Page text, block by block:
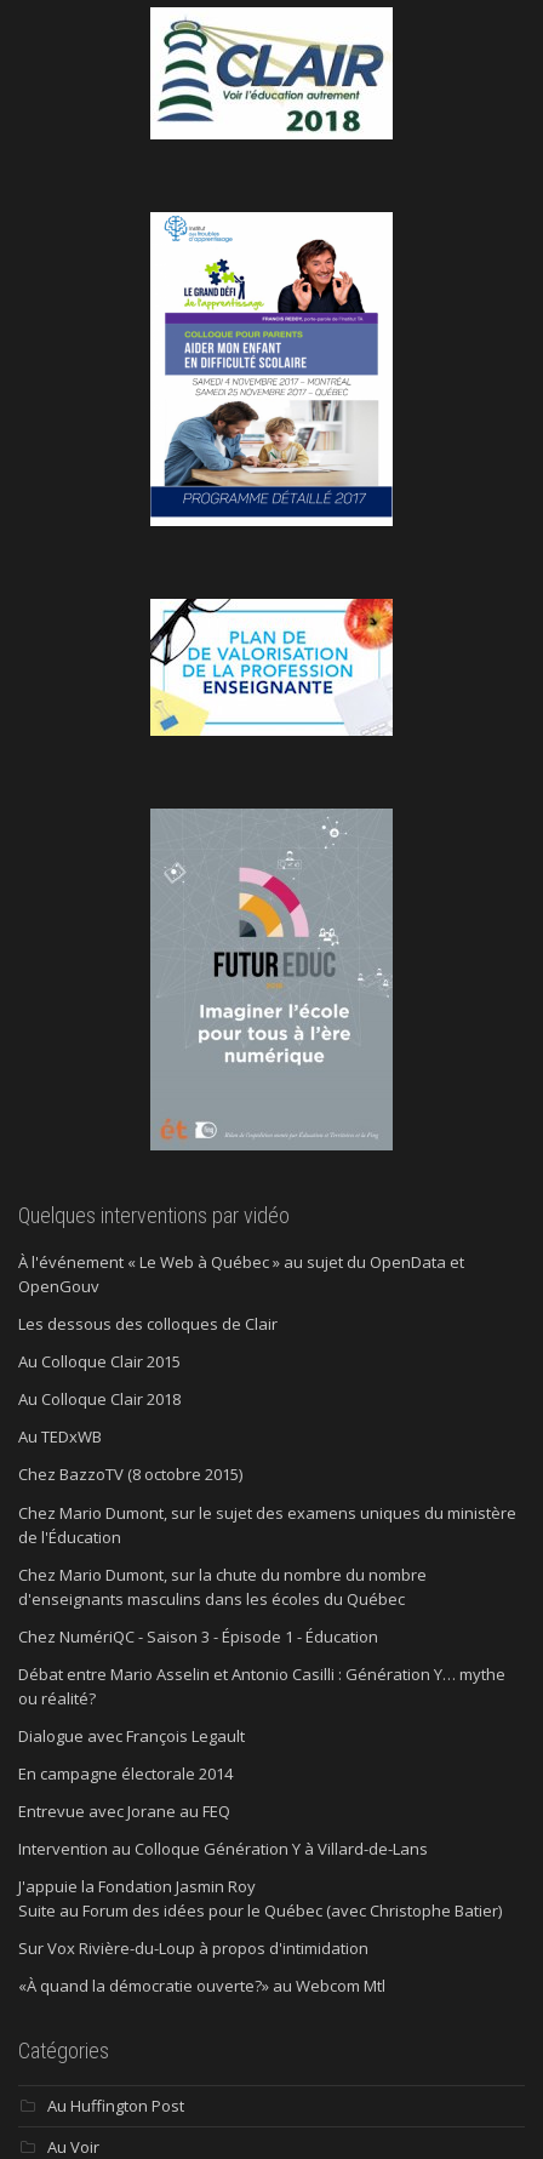
Quelques interventions par vidéo
À l'événement « Le Web à Québec » au sujet du OpenData et
OpenGouv
Les dessous des colloques de Clair
Au Colloque Clair 2015
Au Colloque Clair 2018
Au TEDxWB
Chez BazzoTV (8 octobre 2015)
Chez Mario Dumont, sur le sujet des examens uniques du ministère
de l'Éducation
Chez Mario Dumont, sur la chute du nombre du nombre
d'enseignants masculins dans les écoles du Québec
Chez NumériQC - Saison 3 - Épisode 1 - Éducation
Débat entre Mario Asselin et Antonio Casilli : Génération Y… mythe
ou réalité?
Dialogue avec François Legault
En campagne électorale 2014
Entrevue avec Jorane au FEQ
Intervention au Colloque Génération Y à Villard-de-Lans
J'appuie la Fondation Jasmin Roy
Suite au Forum des idées pour le Québec (avec Christophe Batier)
Sur Vox Rivière-du-Loup à propos d'intimidation
«À quand la démocratie ouverte?» au Webcom Mtl
Catégories
Au Huffington Post
Au Voir